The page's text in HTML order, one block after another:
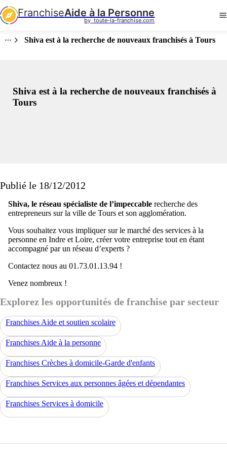
FranchiseAide à la Personne
by  toute-la-franchise.com
Shiva est à la recherche de nouveaux franchisés à Tours
Shiva est à la recherche de nouveaux franchisés à
Tours
Publié le 18/12/2012
Shiva, le réseau spécialiste de l’impeccable recherche des
entrepreneurs sur la ville de Tours et son agglomération.
Vous souhaitez vous impliquer sur le marché des services à la
personne en Indre et Loire, créer votre entreprise tout en étant
accompagné par un réseau d’experts ?
Contactez nous au 01.73.01.13.94 !
Venez nombreux !
Explorez les opportunités de franchise par secteur
Franchises Aide et soutien scolaire
Franchises Aide à la personne
Franchises Crèches à domicile-Garde d'enfants
Franchises Services aux personnes âgées et dépendantes
Franchises Services à domicile